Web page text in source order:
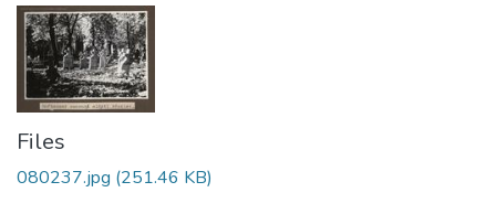
About us
Files
080237.jpg (251.46 KB)